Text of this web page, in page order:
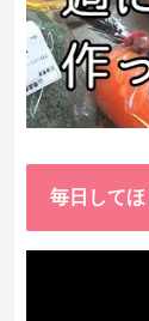
毎日して